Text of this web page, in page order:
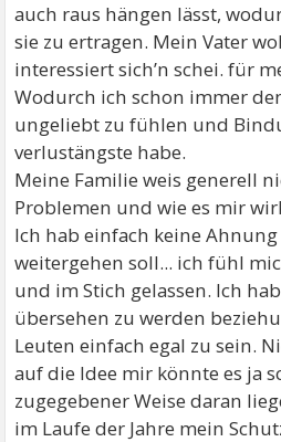
auch raus hängen lässt,
sie zu ertragen. Mein Vater
interessiert sich’n schei. für
Wodurch ich schon immer
ungeliebt zu fühlen und
verlustängste habe.
Meine Familie weis generell
Problemen und wie es mir
Ich hab einfach keine Ahnung
weitergehen soll... ich fühl
und im Stich gelassen. Ich
übersehen zu werden
Leuten einfach egal zu sein.
auf die Idee mir könnte es ja
zugegebener Weise daran
im Laufe der Jahre mein